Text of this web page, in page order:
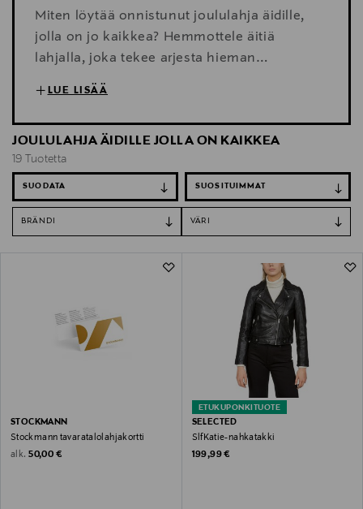
Miten löytää onnistunut joululahja äidille,
jolla on jo kaikkea? Hemmottele äitiä
lahjalla, joka tekee arjesta hieman
sujuvampaa ja tuo ripauksen ylellisyyttä
LUE LISÄÄ
JOULULAHJA ÄIDILLE JOLLA ON KAIKKEA
19 Tuotetta
SUODATA
BRÄNDI VÄRI
STOCKMANN
Stockmann tavaratalolahjakortti
alk. Original Price
50,00 €
ETUKUPONKITUOTE
SELECTED
SlfKatie-nahkatakki
Original Price
199,99 €